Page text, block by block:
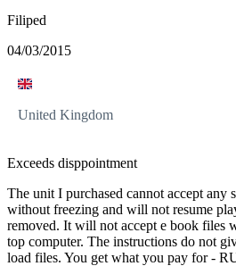
Filiped
04/03/2015
United Kingdom
Exceeds disppointment
The unit I purchased cannot accept any
without freezing and will not resume
removed. It will not accept e book files
top computer. The instructions do not
load files. You get what you pay for -